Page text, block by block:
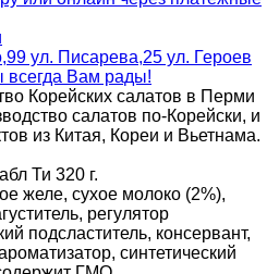
ул. Писарева,25 ул. Героев
всегда Вам рады!
Корейских салатов в Перми
салатов по-Корейски, и
из Китая, Кореи и Вьетнама.
Ти 320 г.
желе, сухое молоко (2%),
регулятор
подсластитель, консервант,
синтетический